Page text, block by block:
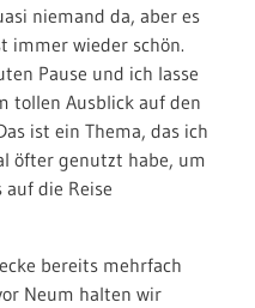
niemand da, aber es
immer wieder schön.
Pause und ich lasse
tollen Ausblick auf den
ist ein Thema, das ich
öfter genutzt habe, um
die Reise
bereits mehrfach
Neum halten wir